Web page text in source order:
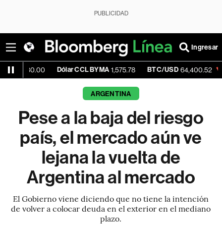
PUBLICIDAD
Ingresar
Dólar CCL BYMA 1,575.78 BTC/USD 64,400.52 -0.60%
ARGENTINA
Pese a la baja del riesgo
país, el mercado aún ve
lejana la vuelta de
Argentina al mercado
El Gobierno viene diciendo que no tiene la intención
de volver a colocar deuda en el exterior en el mediano
plazo.